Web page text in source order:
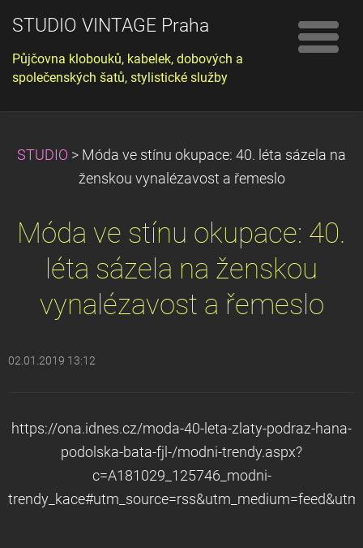
STUDIO VINTAGE Praha
Půjčovna klobouků, kabelek, dobových a
společenských šatů, stylistické služby
STUDIO > Móda ve stínu okupace: 40. léta sázela na
ženskou vynalézavost a řemeslo
Móda ve stínu okupace: 40.
léta sázela na ženskou
vynalézavost a řemeslo
02.01.2019 13:12
https://ona.idnes.cz/moda-40-leta-zlaty-podraz-hana-
podolska-bata-fjl-/modni-trendy.aspx?
c=A181029_125746_modni-